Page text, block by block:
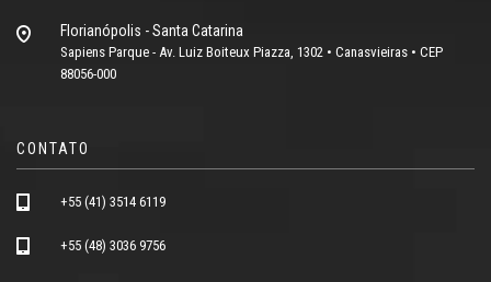
Florianópolis - Santa Catarina
Sapiens Parque - Av. Luiz Boiteux Piazza, 1302 • Canasvieiras • CEP
88056-000
CONTATO
+55 (41) 3514 6119
+55 (48) 3036 9756